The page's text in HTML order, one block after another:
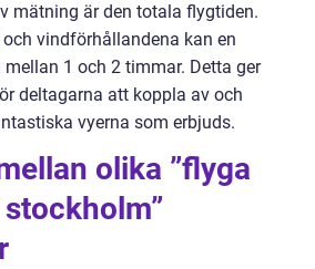
mätning är den totala flygtiden.
och vindförhållandena kan en
1 och 2 timmar. Detta ger
deltagarna att koppla av och
vyerna som erbjuds.
olika ”flyga